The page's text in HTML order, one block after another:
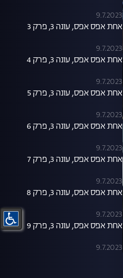
9.7.2023
אחת אפס אפס, עונה 3, פרק 3
9.7.2023
אחת אפס אפס, עונה 3, פרק 4
9.7.2023
אחת אפס אפס, עונה 3, פרק 5
9.7.2023
אחת אפס אפס, עונה 3, פרק 6
9.7.2023
אחת אפס אפס, עונה 3, פרק 7
9.7.2023
אחת אפס אפס, עונה 3, פרק 8
9.7.2023
אחת אפס אפס, עונה 3, פרק 9
9.7.2023